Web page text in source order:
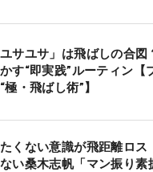
ユサユサ」は飛ばしの合
す“即実践”ルーティン【
極・飛ばし術”】
くない意識が飛距離ロ
い桑木志帆「マン振り素